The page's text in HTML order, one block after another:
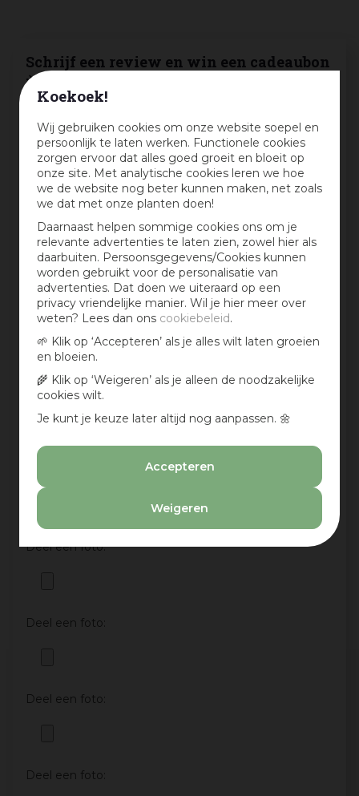
Koekoek!
Wij gebruiken cookies om onze website soepel en
persoonlijk te laten werken. Functionele cookies
zorgen ervoor dat alles goed groeit en bloeit op
onze site. Met analytische cookies leren we hoe
we de website nog beter kunnen maken, net zoals
we dat met onze planten doen!
Daarnaast helpen sommige cookies ons om je
relevante advertenties te laten zien, zowel hier als
daarbuiten. Persoonsgegevens/Cookies kunnen
worden gebruikt voor de personalisatie van
advertenties. Dat doen we uiteraard op een
privacy vriendelijke manier. Wil je hier meer over
weten? Lees dan ons cookiebeleid.
🌱 Klik op ‘Accepteren’ als je alles wilt laten groeien
en bloeien.
🌾 Klik op ‘Weigeren’ als je alleen de noodzakelijke
cookies wilt.
Je kunt je keuze later altijd nog aanpassen. 🌼
Accepteren
Weigeren
Schrijf een review en win een cadeaubon
:)
maandelijks kans op een cadeaubon t.w.v. € 25,-
Beoordeling:*
Mijn ervaring in één zin:*
Jouw mening over dit product:
Ja
Deel een foto:
Deel een foto:
Deel een foto:
Deel een foto: